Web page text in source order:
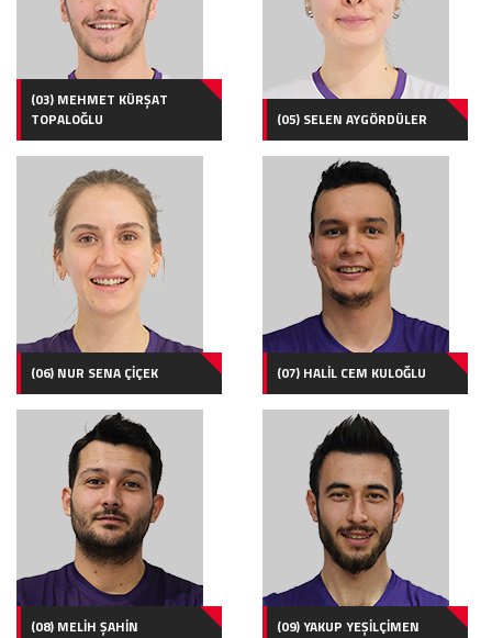
(03) MEHMET KÜRŞAT
TOPALOĞLU
(05) SELEN AYGÖRDÜLER
(06) NUR SENA ÇİÇEK (07) HALİL CEM KULOĞLU
(08) MELİH ŞAHİN (09) YAKUP YEŞİLÇİMEN